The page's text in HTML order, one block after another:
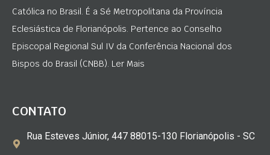
Católica no Brasil. É a Sé Metropolitana da Província
Eclesiástica de Florianópolis. Pertence ao Conselho
Episcopal Regional Sul IV da Conferência Nacional dos
Bispos do Brasil (CNBB). Ler Mais
CONTATO
Rua Esteves Júnior, 447 88015-130 Florianópolis - SC